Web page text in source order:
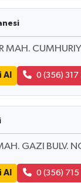
MAH.
Al 0 (356) 317
GAZI BULV.
Al 0 (356)